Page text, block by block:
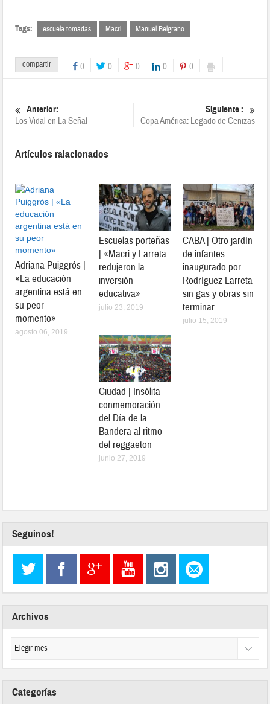
Tags: escuela tomadas Macri Manuel Belgrano
compartir 0 0 0 0 0
Anterior:
Los Vidal en La Señal
Siguiente :
Copa América: Legado de Cenizas
Artículos ralacionados
Adriana Puiggrós |
«La educación
argentina está en
su peor
momento»
agosto 06, 2019
Escuelas porteñas
| «Macri y Larreta
redujeron la
inversión
educativa»
julio 23, 2019
CABA | Otro jardín
de infantes
inaugurado por
Rodríguez Larreta
sin gas y obras sin
terminar
julio 15, 2019
Ciudad | Insólita
conmemoración
del Día de la
Bandera al ritmo
del reggaeton
junio 27, 2019
Seguinos!
Archivos
Categorías